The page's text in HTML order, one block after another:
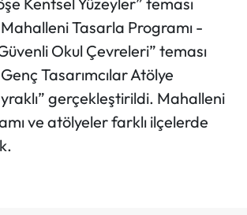
Tasarla Programı -
Okul Çevreleri” teması
Tasarımcılar Atölye
gerçekleştirildi. Mahalleni
ve atölyeler farklı ilçelerde